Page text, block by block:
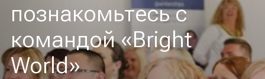
познакомьтесь с
командой «Bright
World»